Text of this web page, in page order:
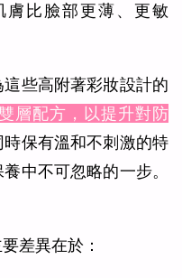
膚比臉部更薄、更敏
些高附著彩妝設計的
層配方，以提升對防
時保有溫和不刺激的特
中不可忽略的一步。
差異在於：